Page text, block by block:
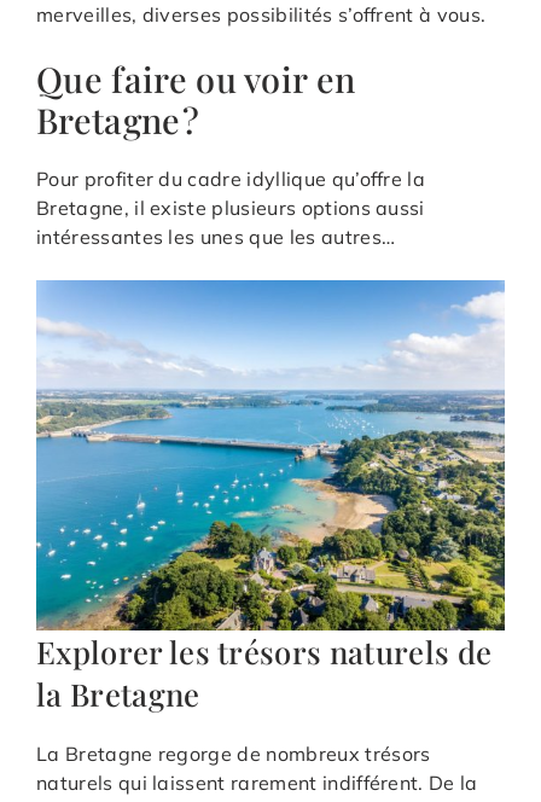
merveilles, diverses possibilités s’offrent à vous.
Que faire ou voir en
Bretagne ?
Pour profiter du cadre idyllique qu’offre la
Bretagne, il existe plusieurs options aussi
intéressantes les unes que les autres…
Explorer les trésors naturels de
la Bretagne
La Bretagne regorge de nombreux trésors
naturels qui laissent rarement indifférent. De la